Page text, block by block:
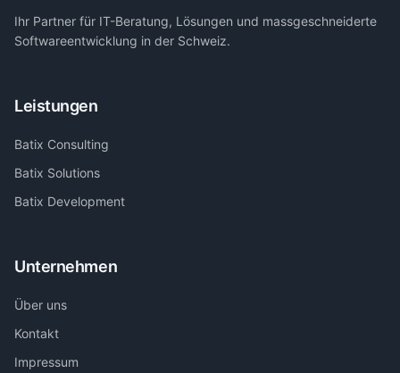
Ihr Partner für IT-Beratung, Lösungen und massgeschneiderte
Softwareentwicklung in der Schweiz.
Leistungen
Batix Consulting
Batix Solutions
Batix Development
Unternehmen
Über uns
Kontakt
Impressum